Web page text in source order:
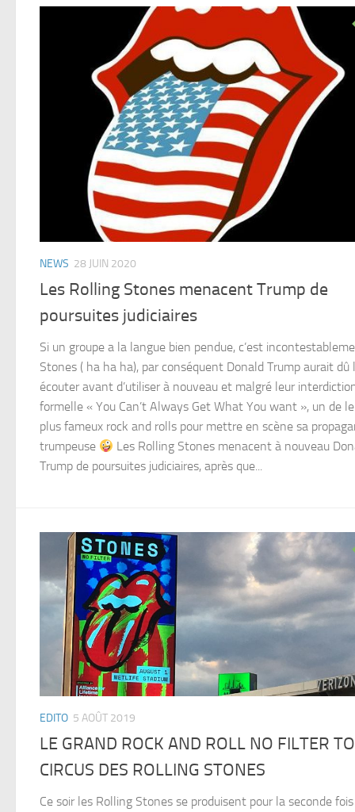
NEWS 28 JUIN 2020
Les Rolling Stones menacent Trump de
poursuites judiciaires
Si un groupe a la langue bien pendue, c’est
Stones ( ha ha ha), par conséquent Donald Trump aurait dû
écouter avant d’utiliser à nouveau et malgré leur
formelle « You Can’t Always Get What You want », un de
plus fameux rock and rolls pour mettre en scène sa
trumpeuse
Les Rolling Stones menacent à nouveau
Trump de poursuites judiciaires, après que...
EDITO 5 AOÛT 2019
LE GRAND ROCK AND ROLL NO FILTER
CIRCUS DES ROLLING STONES
Ce soir les Rolling Stones se produisent pour la seconde